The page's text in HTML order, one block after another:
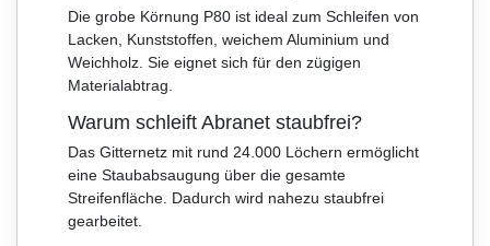
Die grobe Körnung P80 ist ideal zum Schleifen von
Lacken, Kunststoffen, weichem Aluminium und
Weichholz. Sie eignet sich für den zügigen
Materialabtrag.
Warum schleift Abranet staubfrei?
Das Gitternetz mit rund 24.000 Löchern ermöglicht
eine Staubabsaugung über die gesamte
Streifenfläche. Dadurch wird nahezu staubfrei
gearbeitet.